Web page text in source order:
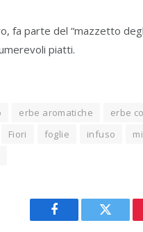
fa parte del “mazzetto
piatti.
erbe aromatiche erbe
Fiori foglie infuso
Facebook Twitter